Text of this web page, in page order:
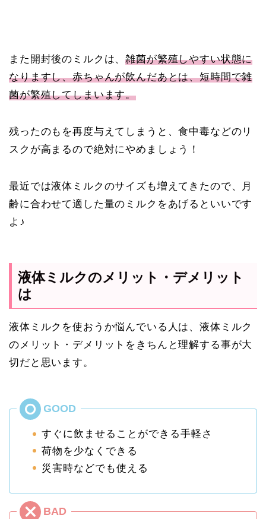
また開封後のミルクは、雑菌が繁殖しやすい状態に
なりますし、赤ちゃんが飲んだあとは、短時間で雑
菌が繁殖してしまいます。
残ったのもを再度与えてしまうと、食中毒などのリ
スクが高まるので絶対にやめましょう！
最近では液体ミルクのサイズも増えてきたので、月
齢に合わせて適した量のミルクをあげるといいです
よ♪
液体ミルクのメリット・デメリット
は
液体ミルクを使おうか悩んでいる人は、液体ミルク
のメリット・デメリットをきちんと理解する事が大
切だと思います。
すぐに飲ませることができる手軽さ
荷物を少なくできる
災害時などでも使える